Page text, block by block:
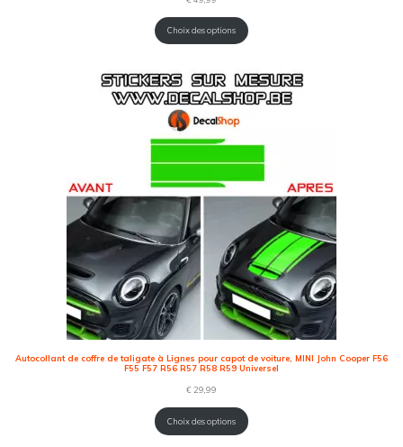
Choix des options
Autocollant de coffre de taligate à Lignes pour capot de voiture, MINI John Cooper F56
F55 F57 R56 R57 R58 R59 Universel
€ 29,99
Choix des options